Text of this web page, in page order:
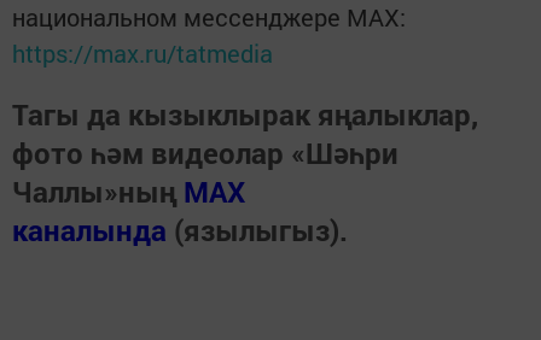
национальном мессенджере MАХ:
https://max.ru/tatmedia
Тагы да кызыклырак яңалыклар,
фото һәм видеолар «Шәһри
Чаллы»ның MAX
каналында (язылыгыз).